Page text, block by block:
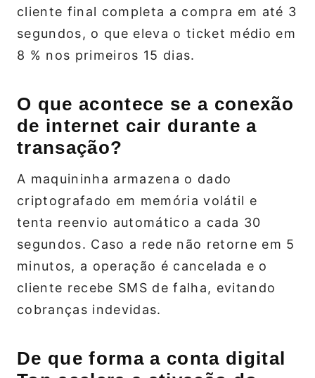
cliente final completa a compra em até 3
segundos, o que eleva o ticket médio em
8 % nos primeiros 15 dias.
O que acontece se a conexão
de internet cair durante a
transação?
A maquininha armazena o dado
criptografado em memória volátil e
tenta reenvio automático a cada 30
segundos. Caso a rede não retorne em 5
minutos, a operação é cancelada e o
cliente recebe SMS de falha, evitando
cobranças indevidas.
De que forma a conta digital